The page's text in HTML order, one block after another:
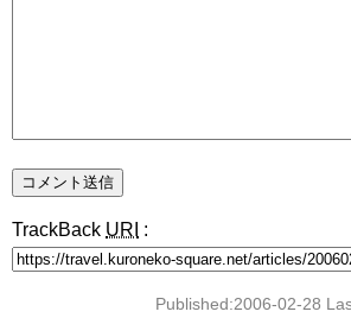
TrackBack URI :
Published:2006-02-28